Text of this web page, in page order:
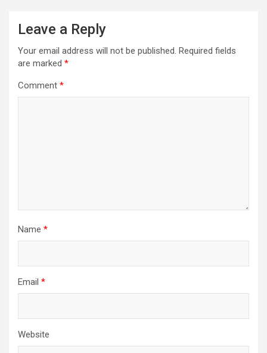
Leave a Reply
Your email address will not be published. Required fields
are marked *
Comment *
Name *
Email *
Website